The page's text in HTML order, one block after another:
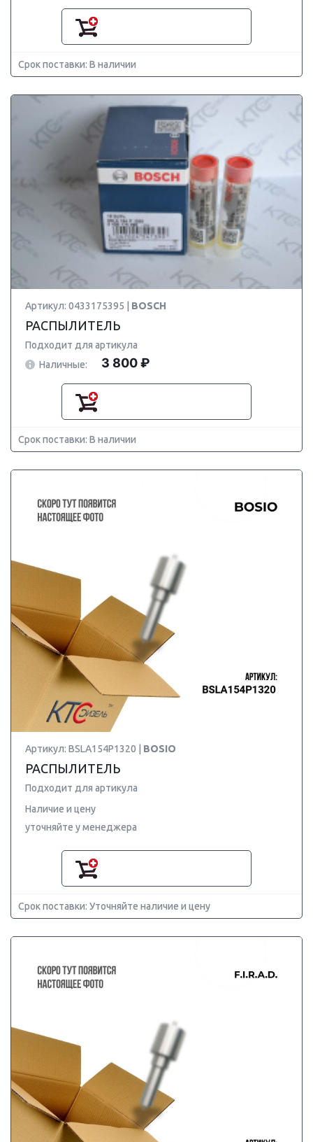
Срок поставки: В наличии
Артикул: 0433175395 | BOSCH
РАСПЫЛИТЕЛЬ
Подходит для артикула
Наличные:
3 800 ₽
Срок поставки: В наличии
Артикул: BSLA154P1320 | BOSIO
РАСПЫЛИТЕЛЬ
Подходит для артикула
Наличие и цену
уточняйте у менеджера
Срок поставки: Уточняйте наличие и цену